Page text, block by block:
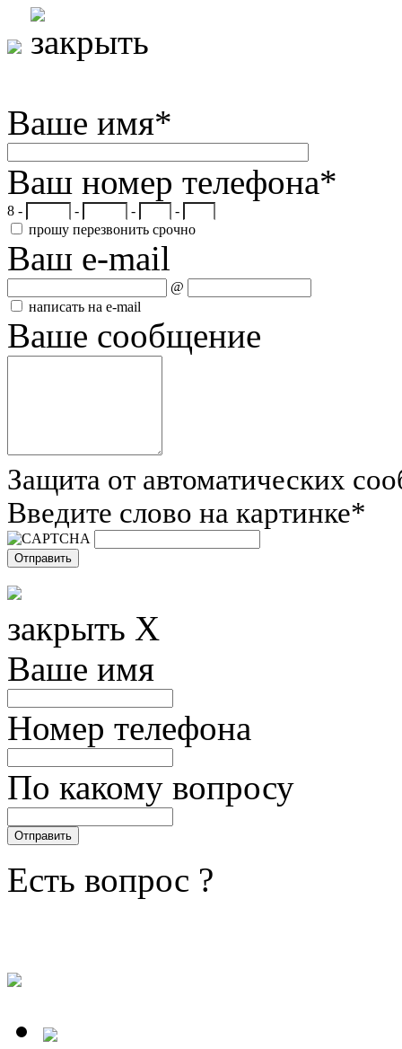
Ваше имя*
Ваш номер телефона*
8 - - -
-
прошу перезвонить срочно
Ваш e-mail
@
написать на e-mail
Ваше сообщение
Защита от автоматических
Введите слово на картинке*
закрыть X
Ваше имя
Номер телефона
По какому вопросу
Есть вопрос ?